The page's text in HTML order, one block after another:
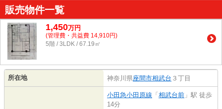
販売物件一覧
1,450万円
(管理費・共益費 14,910円)
5階 / 3LDK / 67.19㎡
所在地 神奈川県座間市相武台 ３丁目
小田急小田原線 「 相武台前 」駅 徒歩
14分